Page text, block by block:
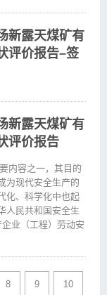
新露天煤矿有
评价报告–签
新露天煤矿有
评价报告
内容之一，其目的
为现代安全生产的
化、科学化中也起
人民共和国安全生
业（工程）劳动安
8 9 10